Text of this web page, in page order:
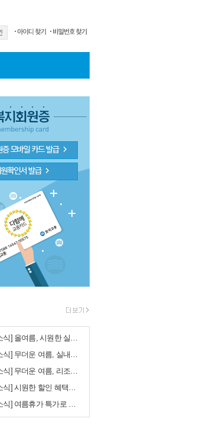
[교총복지소식] 올여름, 시원한 실내공연으로 특별한 하루를!♬ (뮤지컬·연극·콘서트)
[교총복지소식] 무더운 여름, 실내공연으로 시원하게 보내세요~!!
[교총복지소식] 무더운 여름, 리조트 할인부터 문화공연 혜택까지!
[교총복지소식] 시원한 할인 혜택으로 무더위 날려버리세요!
[교총복지소식] 여름휴가 특가로 떠나보세요~!!